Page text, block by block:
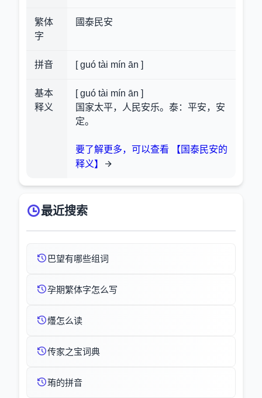
繁体
字
國泰民安
拼音 [ guó tài mín ān ]
基本
释义
[ guó tài mín ān ]
国家太平，人民安乐。泰：平安，安
定。
要了解更多，可以查看 【国泰民安的
释义】
最近搜索
巴望有哪些组词
孕期繁体字怎么写
爡怎么读
传家之宝词典
珛的拼音